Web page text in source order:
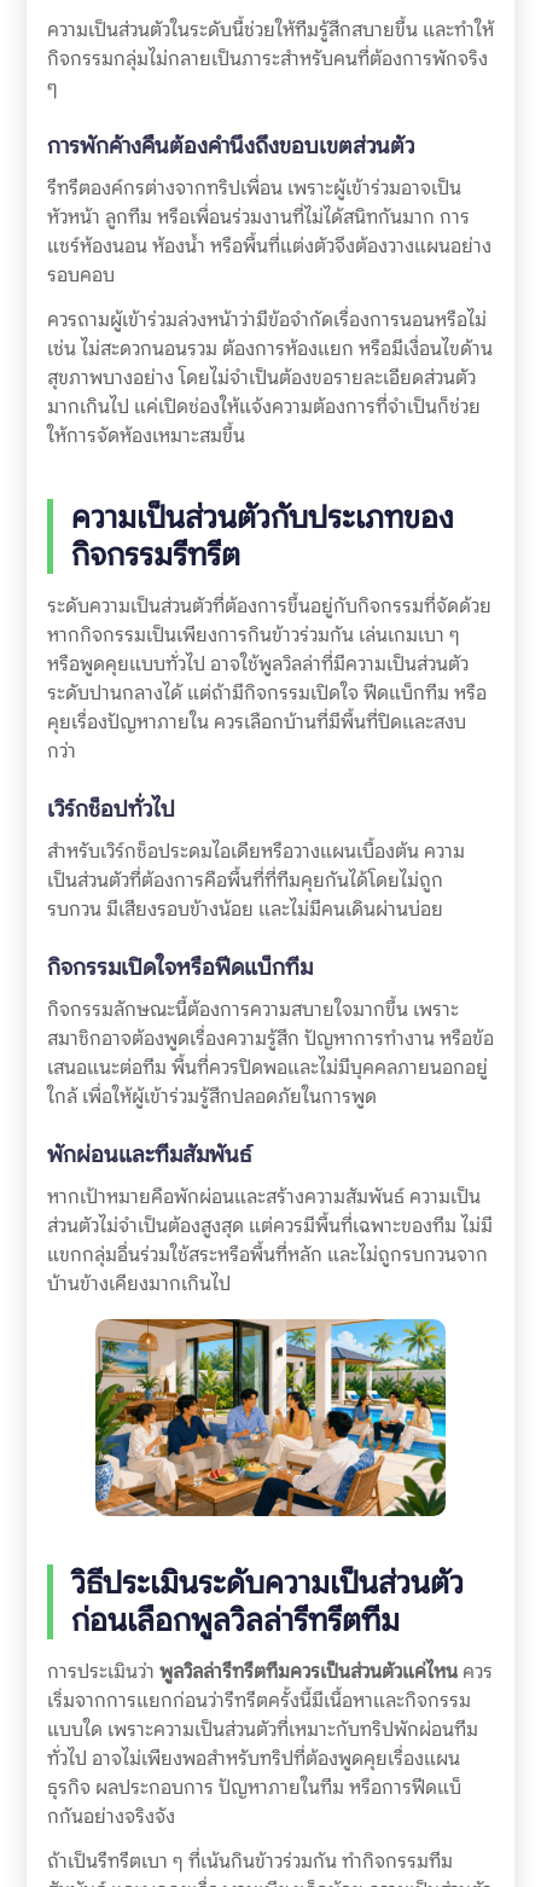
ความเป็นส่วนตัวในระดับนี้ช่วยให้ทีมรู้สึกสบายขึ้น และทำให้
กิจกรรมกลุ่มไม่กลายเป็นภาระสำหรับคนที่ต้องการพักจริง
ๆ
การพักค้างคืนต้องคำนึงถึงขอบเขตส่วนตัว
รีทรีตองค์กรต่างจากทริปเพื่อน เพราะผู้เข้าร่วมอาจเป็น
หัวหน้า ลูกทีม หรือเพื่อนร่วมงานที่ไม่ได้สนิทกันมาก การ
แชร์ห้องนอน ห้องน้ำ หรือพื้นที่แต่งตัวจึงต้องวางแผนอย่าง
รอบคอบ
ควรถามผู้เข้าร่วมล่วงหน้าว่ามีข้อจำกัดเรื่องการนอนหรือไม่
เช่น ไม่สะดวกนอนรวม ต้องการห้องแยก หรือมีเงื่อนไขด้าน
สุขภาพบางอย่าง โดยไม่จำเป็นต้องขอรายละเอียดส่วนตัว
มากเกินไป แค่เปิดช่องให้แจ้งความต้องการที่จำเป็นก็ช่วย
ให้การจัดห้องเหมาะสมขึ้น
ความเป็นส่วนตัวกับประเภทของ
กิจกรรมรีทรีต
ระดับความเป็นส่วนตัวที่ต้องการขึ้นอยู่กับกิจกรรมที่จัดด้วย
หากกิจกรรมเป็นเพียงการกินข้าวร่วมกัน เล่นเกมเบา ๆ
หรือพูดคุยแบบทั่วไป อาจใช้พูลวิลล่าที่มีความเป็นส่วนตัว
ระดับปานกลางได้ แต่ถ้ามีกิจกรรมเปิดใจ ฟีดแบ็กทีม หรือ
คุยเรื่องปัญหาภายใน ควรเลือกบ้านที่มีพื้นที่ปิดและสงบ
กว่า
เวิร์กช็อปทั่วไป
สำหรับเวิร์กช็อประดมไอเดียหรือวางแผนเบื้องต้น ความ
เป็นส่วนตัวที่ต้องการคือพื้นที่ที่ทีมคุยกันได้โดยไม่ถูก
รบกวน มีเสียงรอบข้างน้อย และไม่มีคนเดินผ่านบ่อย
กิจกรรมเปิดใจหรือฟีดแบ็กทีม
กิจกรรมลักษณะนี้ต้องการความสบายใจมากขึ้น เพราะ
สมาชิกอาจต้องพูดเรื่องความรู้สึก ปัญหาการทำงาน หรือข้อ
เสนอแนะต่อทีม พื้นที่ควรปิดพอและไม่มีบุคคลภายนอกอยู่
ใกล้ เพื่อให้ผู้เข้าร่วมรู้สึกปลอดภัยในการพูด
พักผ่อนและทีมสัมพันธ์
หากเป้าหมายคือพักผ่อนและสร้างความสัมพันธ์ ความเป็น
ส่วนตัวไม่จำเป็นต้องสูงสุด แต่ควรมีพื้นที่เฉพาะของทีม ไม่มี
แขกกลุ่มอื่นร่วมใช้สระหรือพื้นที่หลัก และไม่ถูกรบกวนจาก
บ้านข้างเคียงมากเกินไป
วิธีประเมินระดับความเป็นส่วนตัว
ก่อนเลือกพูลวิลล่ารีทรีตทีม
การประเมินว่า พูลวิลล่ารีทรีตทีมควรเป็นส่วนตัวแค่ไหนควร
เริ่มจากการแยกก่อนว่ารีทรีตครั้งนี้มีเนื้อหาและกิจกรรม
แบบใด เพราะความเป็นส่วนตัวที่เหมาะกับทริปพักผ่อนทีม
ทั่วไป อาจไม่เพียงพอสำหรับทริปที่ต้องพูดคุยเรื่องแผน
ธุรกิจ ผลประกอบการ ปัญหาภายในทีม หรือการฟีดแบ็
กกันอย่างจริงจัง
ถ้าเป็นรีทรีตเบา ๆ ที่เน้นกินข้าวร่วมกัน ทำกิจกรรมทีม